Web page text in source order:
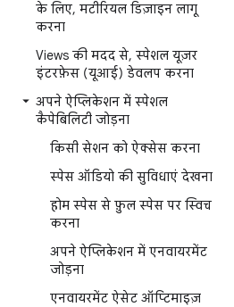
के लिए, मटीरियल डिज़ाइन लागू
करना
Views की मदद से, स्पेशल यूज़र
इंटरफ़ेस (यूआई) डेवलप करना
अपने ऐप्लिकेशन में स्पेशल
कैपेबिलिटी जोड़ना
किसी सेशन को ऐक्सेस करना
स्पेस ऑडियो की सुविधाएं देखना
होम स्पेस से फ़ुल स्पेस पर स्विच
करना
अपने ऐप्लिकेशन में एनवायरमेंट
जोड़ना
एनवायरमेंट ऐसेट ऑप्टिमाइज़